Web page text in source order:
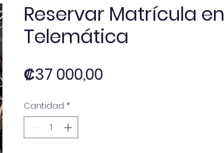
Reservar Matrícula en
Telemática
₡37 000,00
Cantidad *